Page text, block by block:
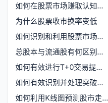
如何在股票市场赚取认知内的财富
为什么股票收市换率变低
如何识别和利用股票市场的上升趋势
总股本与流通股有何区别及联系
如何有效进行T+0交易提升收益
如何有效识别并处理突破及回调现象
如何利用K线图预测股市走势